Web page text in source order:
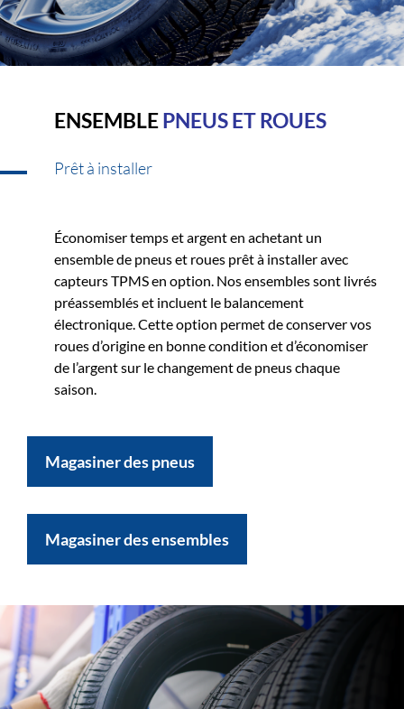
ENSEMBLEPNEUS ET ROUES
Prêt à installer
Économiser temps et argent en achetant un
ensemble de pneus et roues prêt à installer avec
capteurs TPMS en option. Nos ensembles sont livrés
préassemblés et incluent le balancement
électronique. Cette option permet de conserver vos
roues d’origine en bonne condition et d’économiser
de l’argent sur le changement de pneus chaque
saison.
Magasiner des pneus
Magasiner des ensembles